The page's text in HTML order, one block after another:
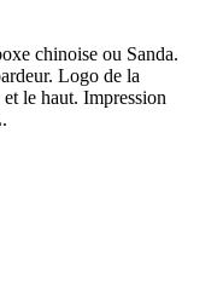
chinoise ou Sanda.
Logo de la
le haut. Impression